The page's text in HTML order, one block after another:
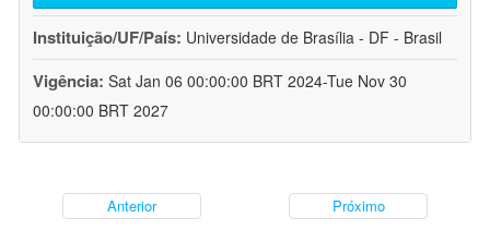
Instituição/UF/País: Universidade de Brasília - DF - Brasil
Vigência: Sat Jan 06 00:00:00 BRT 2024-Tue Nov 30
00:00:00 BRT 2027
Anterior Próximo